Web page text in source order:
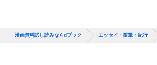
漫画無料試し読みならdブック エッセイ・随筆・紀行